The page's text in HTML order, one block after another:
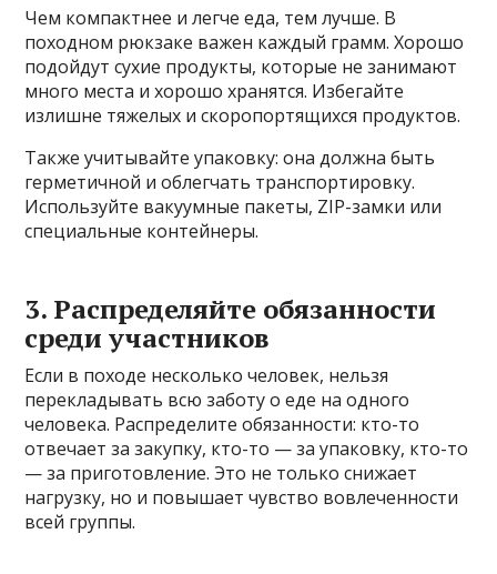
Чем компактнее и легче еда, тем лучше. В
походном рюкзаке важен каждый грамм. Хорошо
подойдут сухие продукты, которые не занимают
много места и хорошо хранятся. Избегайте
излишне тяжелых и скоропортящихся продуктов.
Также учитывайте упаковку: она должна быть
герметичной и облегчать транспортировку.
Используйте вакуумные пакеты, ZIP-замки или
специальные контейнеры.
3. Распределяйте обязанности
среди участников
Если в походе несколько человек, нельзя
перекладывать всю заботу о еде на одного
человека. Распределите обязанности: кто-то
отвечает за закупку, кто-то — за упаковку, кто-то
— за приготовление. Это не только снижает
нагрузку, но и повышает чувство вовлеченности
всей группы.